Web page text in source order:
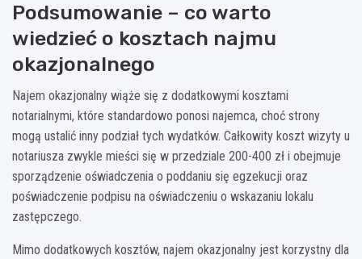
Podsumowanie – co warto
wiedzieć o kosztach najmu
okazjonalnego
Najem okazjonalny wiąże się z dodatkowymi kosztami
notarialnymi, które standardowo ponosi najemca, choć strony
mogą ustalić inny podział tych wydatków. Całkowity koszt wizyty u
notariusza zwykle mieści się w przedziale 200-400 zł i obejmuje
sporządzenie oświadczenia o poddaniu się egzekucji oraz
poświadczenie podpisu na oświadczeniu o wskazaniu lokalu
zastępczego.
Mimo dodatkowych kosztów, najem okazjonalny jest korzystny dla